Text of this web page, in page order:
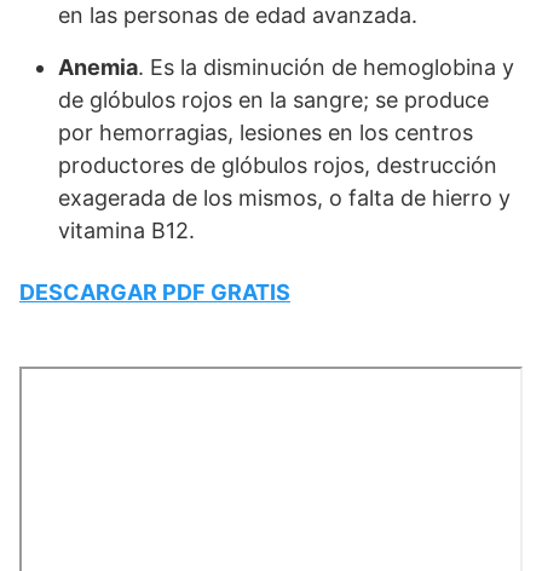
en las personas de edad avanzada.
Anemia. Es la disminución de hemoglobina y
de glóbulos rojos en la sangre; se produce
por hemorragias, lesiones en los centros
productores de glóbulos rojos, destrucción
exagerada de los mismos, o falta de hierro y
vitamina B12.
DESCARGAR PDF GRATIS